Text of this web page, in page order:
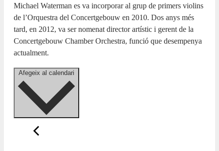
Michael Waterman es va incorporar al grup de primers violins
de l’Orquestra del Concertgebouw en 2010. Dos anys més
tard, en 2012, va ser nomenat director artístic i gerent de la
Concertgebouw Chamber Orchestra, funció que desempenya
actualment.